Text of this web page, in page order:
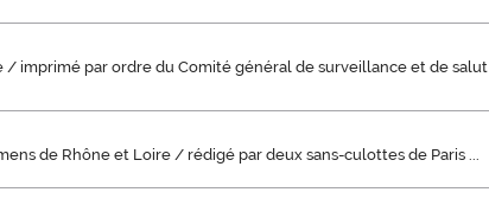
imprimé par ordre du Comité général de surveillance et de salut
de Rhône et Loire / rédigé par deux sans-culottes de Paris ...